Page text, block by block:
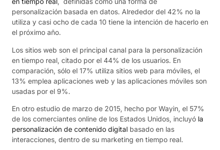
personalización basada en datos. Alrededor del 42% no la
utiliza y casi ocho de cada 10 tiene la intención de hacerlo en
el próximo año.
Los sitios web son el principal canal para la personalización
en tiempo real, citado por el 44% de los usuarios. En
comparación, sólo el 17% utiliza sitios web para móviles, el
13% emplea aplicaciones web y las aplicaciones móviles son
usadas por el 9%.
En otro estudio de marzo de 2015, hecho por Wayin, el 57%
de los comerciantes online de los Estados Unidos, incluyó la
personalización de contenido digital basado en las
interacciones, dentro de su marketing en tiempo real.